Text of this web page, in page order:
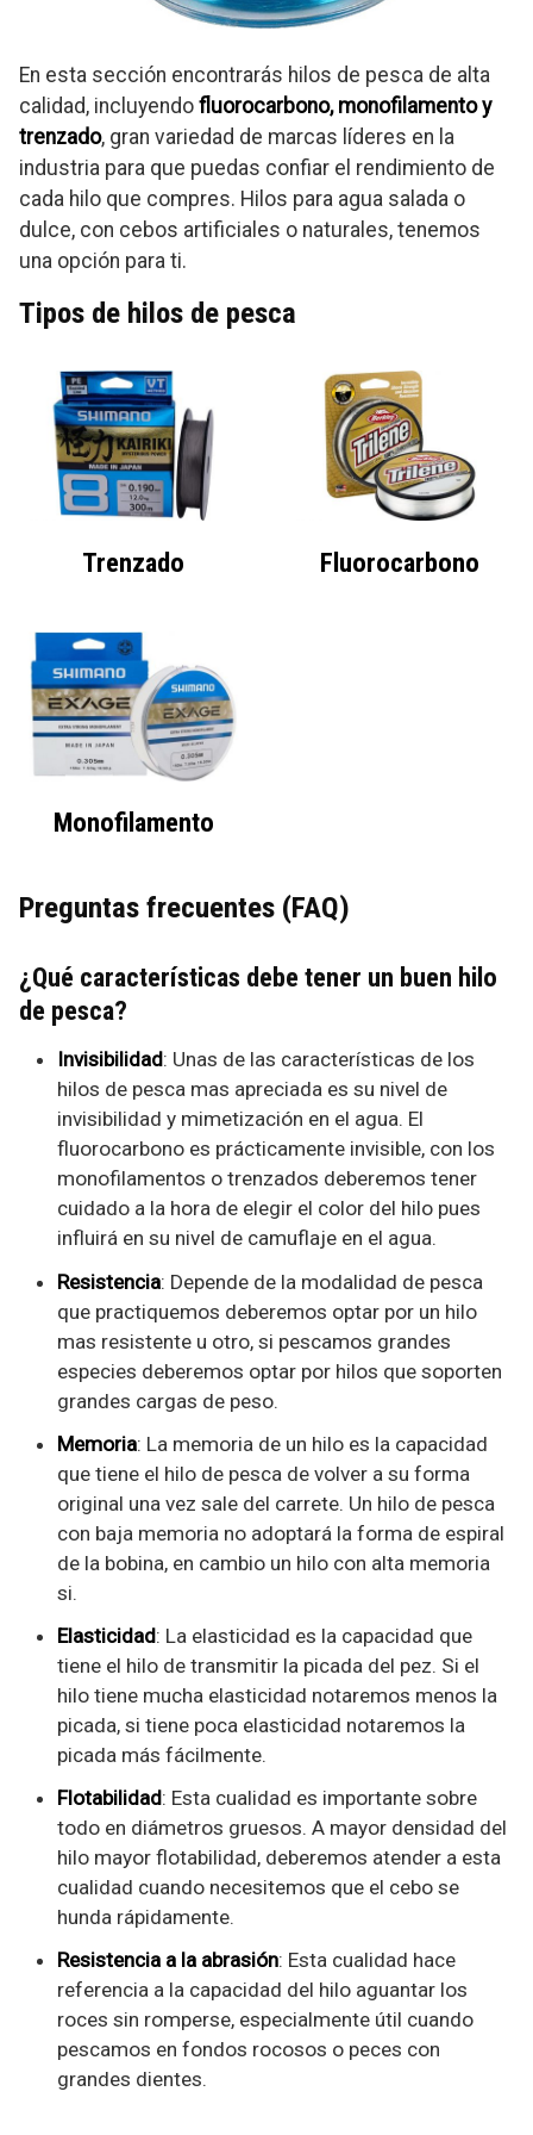
En esta sección encontrarás hilos de pesca de alta
calidad, incluyendo fluorocarbono, monofilamento y
trenzado, gran variedad de marcas líderes en la
industria para que puedas confiar el rendimiento de
cada hilo que compres. Hilos para agua salada o
dulce, con cebos artificiales o naturales, tenemos
una opción para ti.
Tipos de hilos de pesca
Trenzado Fluorocarbono
Monofilamento
Preguntas frecuentes (FAQ)
¿Qué características debe tener un buen hilo
de pesca?
Invisibilidad: Unas de las características de los
hilos de pesca mas apreciada es su nivel de
invisibilidad y mimetización en el agua. El
fluorocarbono es prácticamente invisible, con los
monofilamentos o trenzados deberemos tener
cuidado a la hora de elegir el color del hilo pues
influirá en su nivel de camuflaje en el agua.
Resistencia: Depende de la modalidad de pesca
que practiquemos deberemos optar por un hilo
mas resistente u otro, si pescamos grandes
especies deberemos optar por hilos que soporten
grandes cargas de peso.
Memoria: La memoria de un hilo es la capacidad
que tiene el hilo de pesca de volver a su forma
original una vez sale del carrete. Un hilo de pesca
con baja memoria no adoptará la forma de espiral
de la bobina, en cambio un hilo con alta memoria
si.
Elasticidad: La elasticidad es la capacidad que
tiene el hilo de transmitir la picada del pez. Si el
hilo tiene mucha elasticidad notaremos menos la
picada, si tiene poca elasticidad notaremos la
picada más fácilmente.
Flotabilidad: Esta cualidad es importante sobre
todo en diámetros gruesos. A mayor densidad del
hilo mayor flotabilidad, deberemos atender a esta
cualidad cuando necesitemos que el cebo se
hunda rápidamente.
Resistencia a la abrasión: Esta cualidad hace
referencia a la capacidad del hilo aguantar los
roces sin romperse, especialmente útil cuando
pescamos en fondos rocosos o peces con
grandes dientes.